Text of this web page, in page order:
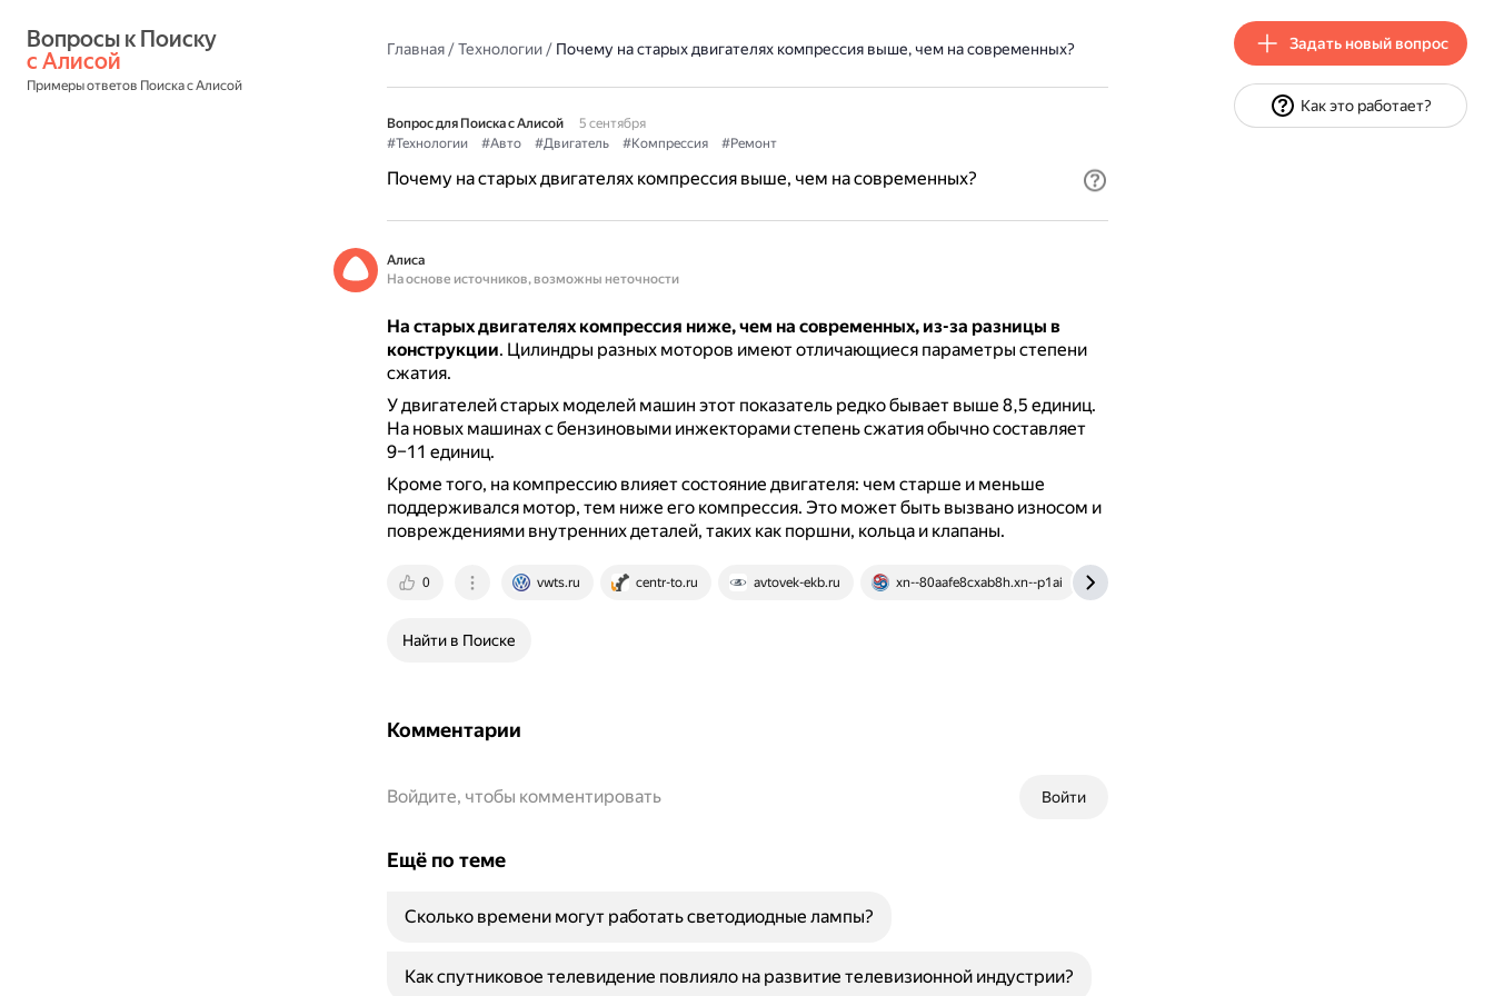
с Алисой
Примеры ответов Поиска с Алисой
Главная/Технологии/ Почему на старых двигателях компрессия выше, чем на современных?
Вопрос для Поиска с Алисой
5 сентября
#Технологии
#Авто #Двигатель #Компрессия #Ремонт
Почему на старых двигателях компрессия выше, чем на современных?
Алиса
На основе источников, возможны неточности
На старых двигателях компрессия ниже, чем на современных, из-за разницы в
конструкции. Цилиндры разных моторов имеют отличающиеся параметры степени
сжатия.
У двигателей старых моделей машин этот показатель редко бывает выше 8,5 единиц.
На новых машинах с бензиновыми инжекторами степень сжатия обычно составляет
9–11 единиц.
Кроме того, на компрессию влияет состояние двигателя: чем старше и меньше
поддерживался мотор, тем ниже его компрессия. Это может быть вызвано износом и
повреждениями внутренних деталей, таких как поршни, кольца и клапаны.
0 vwts.ru centr-to.ru avtovek-ekb.ru xn--80aafe8cxab8h.xn--p1ai
Найти в Поиске
Комментарии
Войти
Войдите, чтобы комментировать
Ещё по теме
Сколько времени могут работать светодиодные лампы?
Как спутниковое телевидение повлияло на развитие телевизионной индустрии?
Задать новый вопрос
Как это работает?